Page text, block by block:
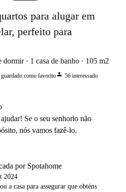
para alugar em
perfeito para
dormir 1 casa de banho 105 m2
guardado como favoritoperson 56 interessado
Se o seu senhorio não
nós vamos fazê-lo.
por Spotahome
2024
a casa para assegurar que obténs